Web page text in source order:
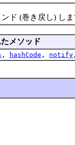
(巻き戻し) しま
メソッド
, hashCode , notify